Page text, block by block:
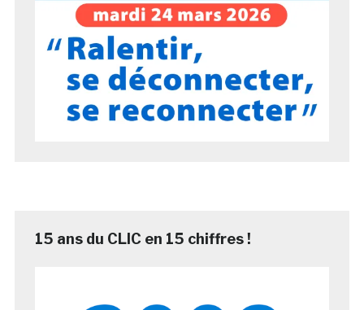
15 ans du CLIC en 15 chiffres !